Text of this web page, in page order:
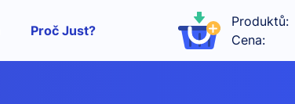
Proč Just?
Produktů:
Cena: